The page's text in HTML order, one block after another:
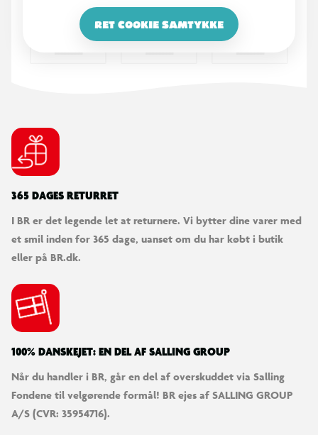
RET COOKIE SAMTYKKE
365 DAGES RETURRET
I BR er det legende let at returnere. Vi bytter dine varer med
et smil inden for 365 dage, uanset om du har købt i butik
eller på BR.dk.
100% DANSKEJET: EN DEL AF SALLING GROUP
Når du handler i BR, går en del af overskuddet via Salling
Fondene til velgørende formål! BR ejes af SALLING GROUP
A/S (CVR: 35954716).